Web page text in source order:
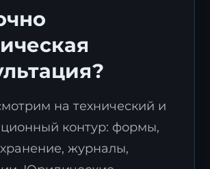
на технический и
контур: формы,
журналы,
и наш эксперт свяжется с
индивидуального плана